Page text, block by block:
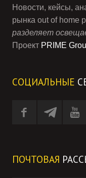
Новости, кейсы,
рынка out of home
разделяет
Проект PRIME
СОЦИАЛЬНЫЕ
ПОЧТОВАЯ